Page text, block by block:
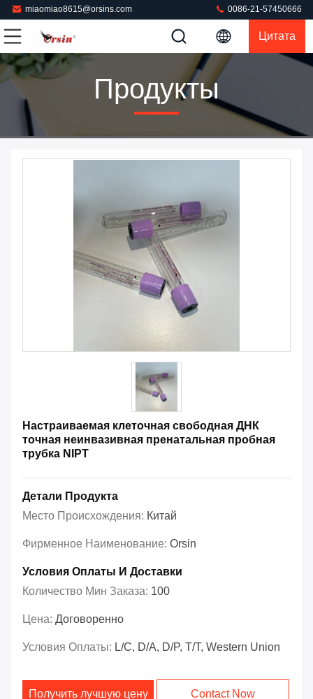
miaomiao8615@orsins.com 0086-21-57450666
Цитата
Продукты
Настраиваемая клеточная свободная ДНК
точная неинвазивная пренатальная пробная
трубка NIPT
Детали Продукта
Место Происхождения: Китай
Фирменное Наименование: Orsin
Условия Оплаты И Доставки
Количество Мин Заказа: 100
Цена: Договоренно
Условия Оплаты: L/C, D/A, D/P, T/T, Western Union
Получить лучшую цену Contact Now